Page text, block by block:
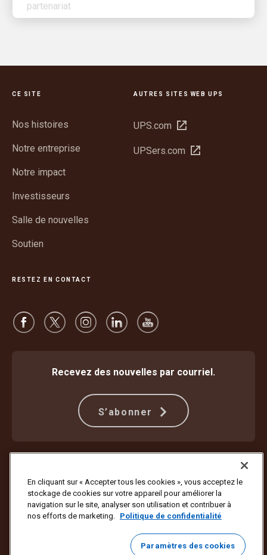
CE SITE
Nos histoires
Notre entreprise
Notre impact
Investisseurs
Salle de nouvelles
Soutien
AUTRES SITES WEB UPS
UPS.com Ouvrir
une
UPSers.com Ouvrir
RESTEZ EN CONTACT
Recevez des nouvelles par courriel.
S’abonner
Paramètres des témoins
Plan d’accessibilité et rapport d’étape
Copyright ©1994 – 2026 United Parcel Service of America, Inc. Tous
droits réservés. Vous ne voulez plus recevoir de mises à jour par
Se désabonner ici
pour mettre à jour vos préférences ou pour ne plus
En cliquant sur « Accepter tous les cookies », vous acceptez le
stockage de cookies sur votre appareil pour améliorer la
navigation sur le site, analyser son utilisation et contribuer à
nos efforts de marketing. Politique de confidentialité
Paramètres des cookies